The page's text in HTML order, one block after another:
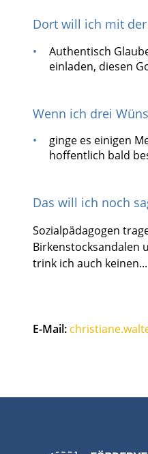
Dort will ich mit
Authentisch
einladen, diesen
Wenn ich drei
ginge es einigen
hoffentlich bald
Das will ich noch
Sozialpädagogen
Birkenstocksandalen
trink ich auch keinen...
E-Mail: